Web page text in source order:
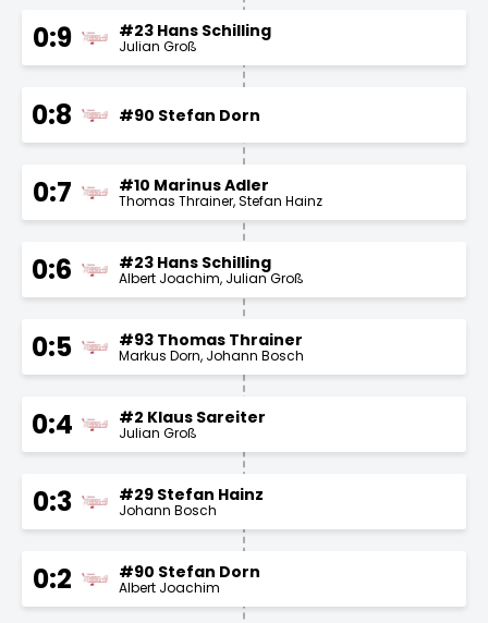
0:9 #23 Hans Schilling
Julian Groß
0:8 #90 Stefan Dorn
0:7 #10 Marinus Adler
Thomas Thrainer Stefan Hainz
0:6 #23 Hans Schilling
Albert Joachim Julian Groß
0:5 #93 Thomas Thrainer
Markus Dorn Johann Bosch
0:4 #2 Klaus Sareiter
Julian Groß
0:3 #29 Stefan Hainz
Johann Bosch
0:2 #90 Stefan Dorn
Albert Joachim